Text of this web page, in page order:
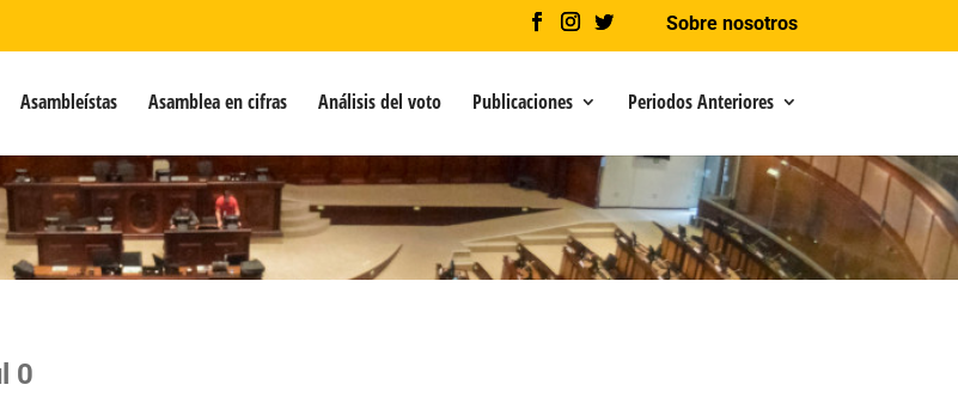
Sobre nosotros
Asambleístas Asamblea en cifras Análisis del voto Publicaciones Periodos Anteriores
0